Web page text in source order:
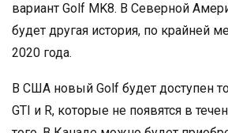
вариант Golf MK8. В Северной
будет другая история, по крайней
2020 года.
В США новый Golf будет доступен
GTI и R, которые не появятся в